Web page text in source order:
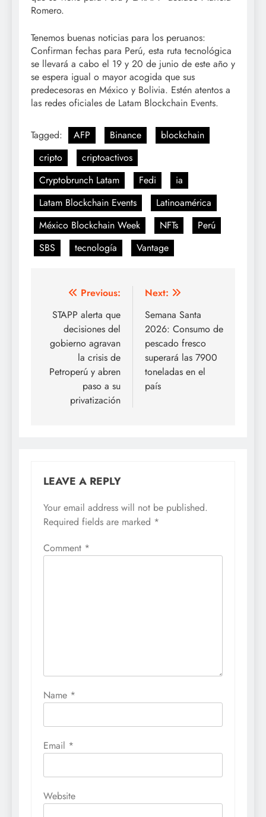
Romero.
Tenemos buenas noticias para los peruanos:
Confirman fechas para Perú, esta ruta tecnológica
se llevará a cabo el 19 y 20 de junio de este año y
se espera igual o mayor acogida que sus
predecesoras en México y Bolivia. Estén atentos a
las redes oficiales de Latam Blockchain Events.
Tagged: AFP Binance
blockchain
cripto
criptoactivos
Cryptobrunch Latam
Fedi
ia
Latam Blockchain Events
Latinoamérica
México Blockchain Week
NFTs
Perú
SBS
tecnología Vantage
Post
navigation
Previous:
STAPP alerta que
decisiones del
gobierno agravan
la crisis de
Petroperú y abren
paso a su
privatización
Next:
Semana Santa
2026: Consumo de
pescado fresco
superará las 7900
toneladas en el
país
LEAVE A REPLY
Your email address will not be published.
Required fields are marked *
Comment *
Name *
Email *
Website